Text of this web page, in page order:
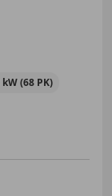
kW (68 PK)